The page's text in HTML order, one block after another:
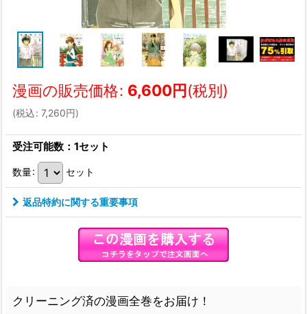
漫画の販売価格: 6,600円(税別)
(税込: 7,260円)
受注可能数：1セット
数量: セット
返品特約に関する重要事項
クリーニング済の漫画全巻をお届け！